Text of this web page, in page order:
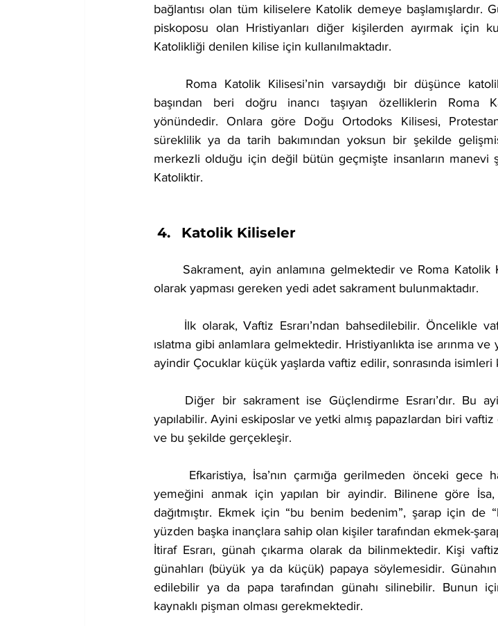
bağlantısı olan tüm kiliselere Katolik demeye başlamışlardır.
piskoposu olan Hristiyanları diğer kişilerden ayırmak için
Katolikliği denilen kilise için kullanılmaktadır.
başından beri doğru inancı taşıyan özelliklerin Roma
yönündedir. Onlara göre Doğu Ortodoks Kilisesi,
süreklilik ya da tarih bakımından yoksun bir şekilde
merkezli olduğu için değil bütün geçmişte insanların manevi
Katoliktir.
Katolik Kiliseler
	Sakrament, ayin anlamına gelmektedir ve Roma Katolik Kilisesi’nin mensuplarının kesin
olarak yapması gereken yedi adet sakrament bulunmaktadır.
ıslatma gibi anlamlara gelmektedir. Hristiyanlıkta ise arınma
ayindir Çocuklar küçük yaşlarda vaftiz edilir, sonrasında isimleri
yapılabilir. Ayini eskiposlar ve yetki almış papazlardan biri
ve bu şekilde gerçekleşir.
yemeğini anmak için yapılan bir ayindir. Bilinene göre
dağıtmıştır. Ekmek için “bu benim bedenim”, şarap için de
yüzden başka inançlara sahip olan kişiler tarafından ekmek-
İtiraf Esrarı, günah çıkarma olarak da bilinmektedir. Kişi
günahları (büyük ya da küçük) papaya söylemesidir.
edilebilir ya da papa tarafından günahı silinebilir. Bunun
kaynaklı pişman olması gerekmektedir.